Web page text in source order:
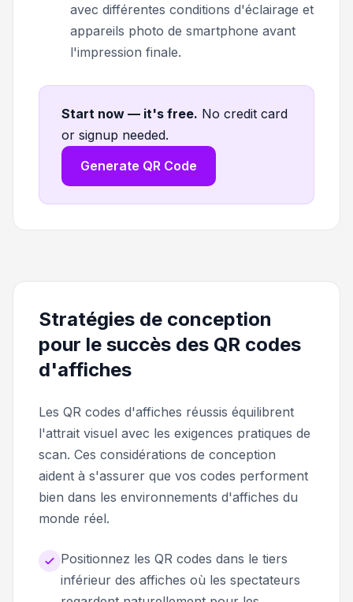
avec différentes conditions d'éclairage et
appareils photo de smartphone avant
l'impression finale.
Start now — it's free. No credit card
or signup needed.
Generate QR Code
Stratégies de conception
pour le succès des QR codes
d'affiches
Les QR codes d'affiches réussis équilibrent
l'attrait visuel avec les exigences pratiques de
scan. Ces considérations de conception
aident à s'assurer que vos codes performent
bien dans les environnements d'affiches du
monde réel.
Positionnez les QR codes dans le tiers
inférieur des affiches où les spectateurs